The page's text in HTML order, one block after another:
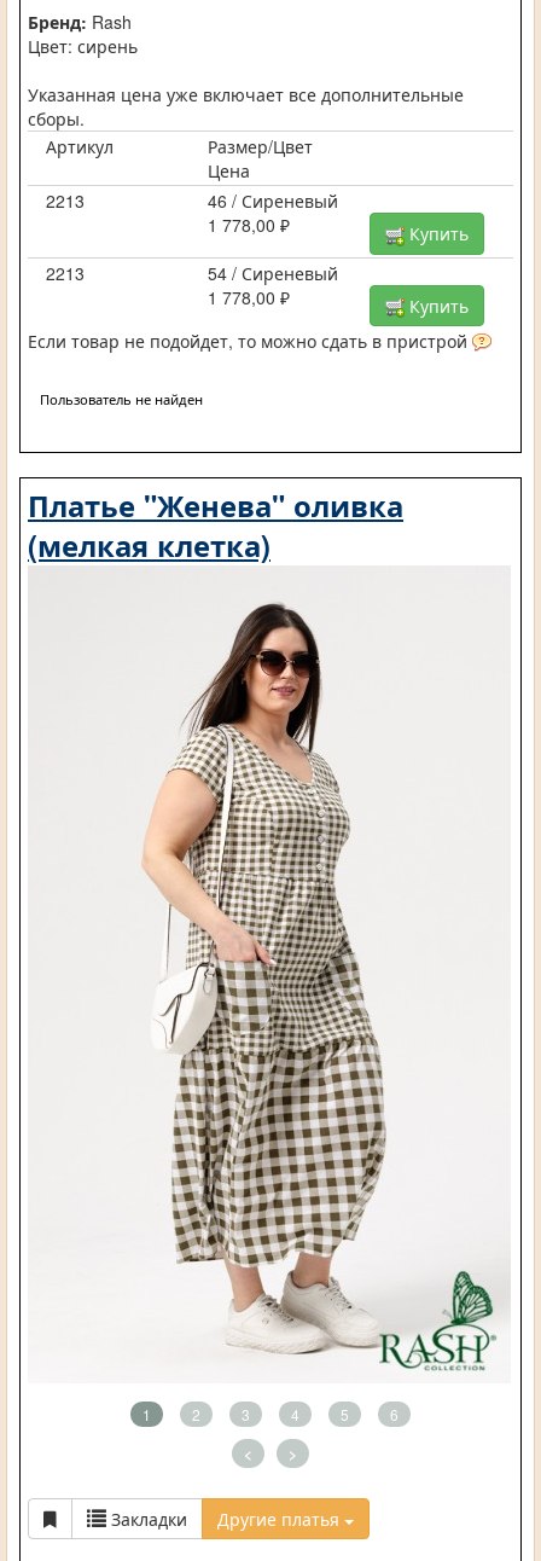
Бренд: Rash
Цвет: сирень
Указанная цена уже включает все дополнительные
сборы.
Артикул
Размер/Цвет
Цена
2213
46 / Сиреневый
1 778,00 ₽
Купить
2213
54 / Сиреневый
1 778,00 ₽
Купить
Если товар не подойдет, то можно сдать в пристрой
Пользователь не найден
Платье "Женева" оливка
(мелкая клетка)
1 2 3 4 5 6
< >
Закладки Другие платья